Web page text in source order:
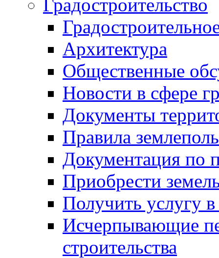
Градостроительство
Архитектура
Общественные
Новости в сфере
Документы
Правила
Документация по
Приобрести
Получить услугу в
Исчерпывающие
строительства